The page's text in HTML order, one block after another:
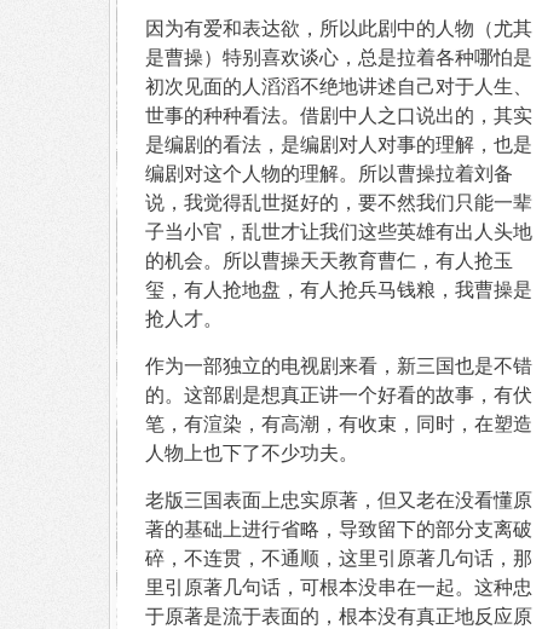
因为有爱和表达欲，所以此剧中的人物（尤其
是曹操）特别喜欢谈心，总是拉着各种哪怕是
初次见面的人滔滔不绝地讲述自己对于人生、
世事的种种看法。借剧中人之口说出的，其实
是编剧的看法，是编剧对人对事的理解，也是
编剧对这个人物的理解。所以曹操拉着刘备
说，我觉得乱世挺好的，要不然我们只能一辈
子当小官，乱世才让我们这些英雄有出人头地
的机会。所以曹操天天教育曹仁，有人抢玉
玺，有人抢地盘，有人抢兵马钱粮，我曹操是
抢人才。
作为一部独立的电视剧来看，新三国也是不错
的。这部剧是想真正讲一个好看的故事，有伏
笔，有渲染，有高潮，有收束，同时，在塑造
人物上也下了不少功夫。
老版三国表面上忠实原著，但又老在没看懂原
著的基础上进行省略，导致留下的部分支离破
碎，不连贯，不通顺，这里引原著几句话，那
里引原著几句话，可根本没串在一起。这种忠
于原著是流于表面的，根本没有真正地反应原